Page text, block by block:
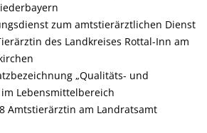
zum amtstierärztlichen Dienst
des Landkreises Rottal-Inn am
„Qualitäts- und
Lebensmittelbereich
Amtstierärztin am Landratsamt